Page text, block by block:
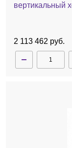
вертикальный
2 113 462 руб.